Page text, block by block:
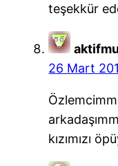
teşekkür
26 Mart
kızımızı